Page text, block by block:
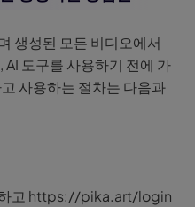
생성된 모든 비디오에서
도구를 사용하기 전에 가
사용하는 절차는 다음과
하고 https://pika.art/login